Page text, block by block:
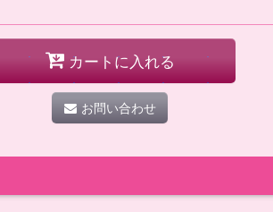
カートに入れる
お問い合わせ